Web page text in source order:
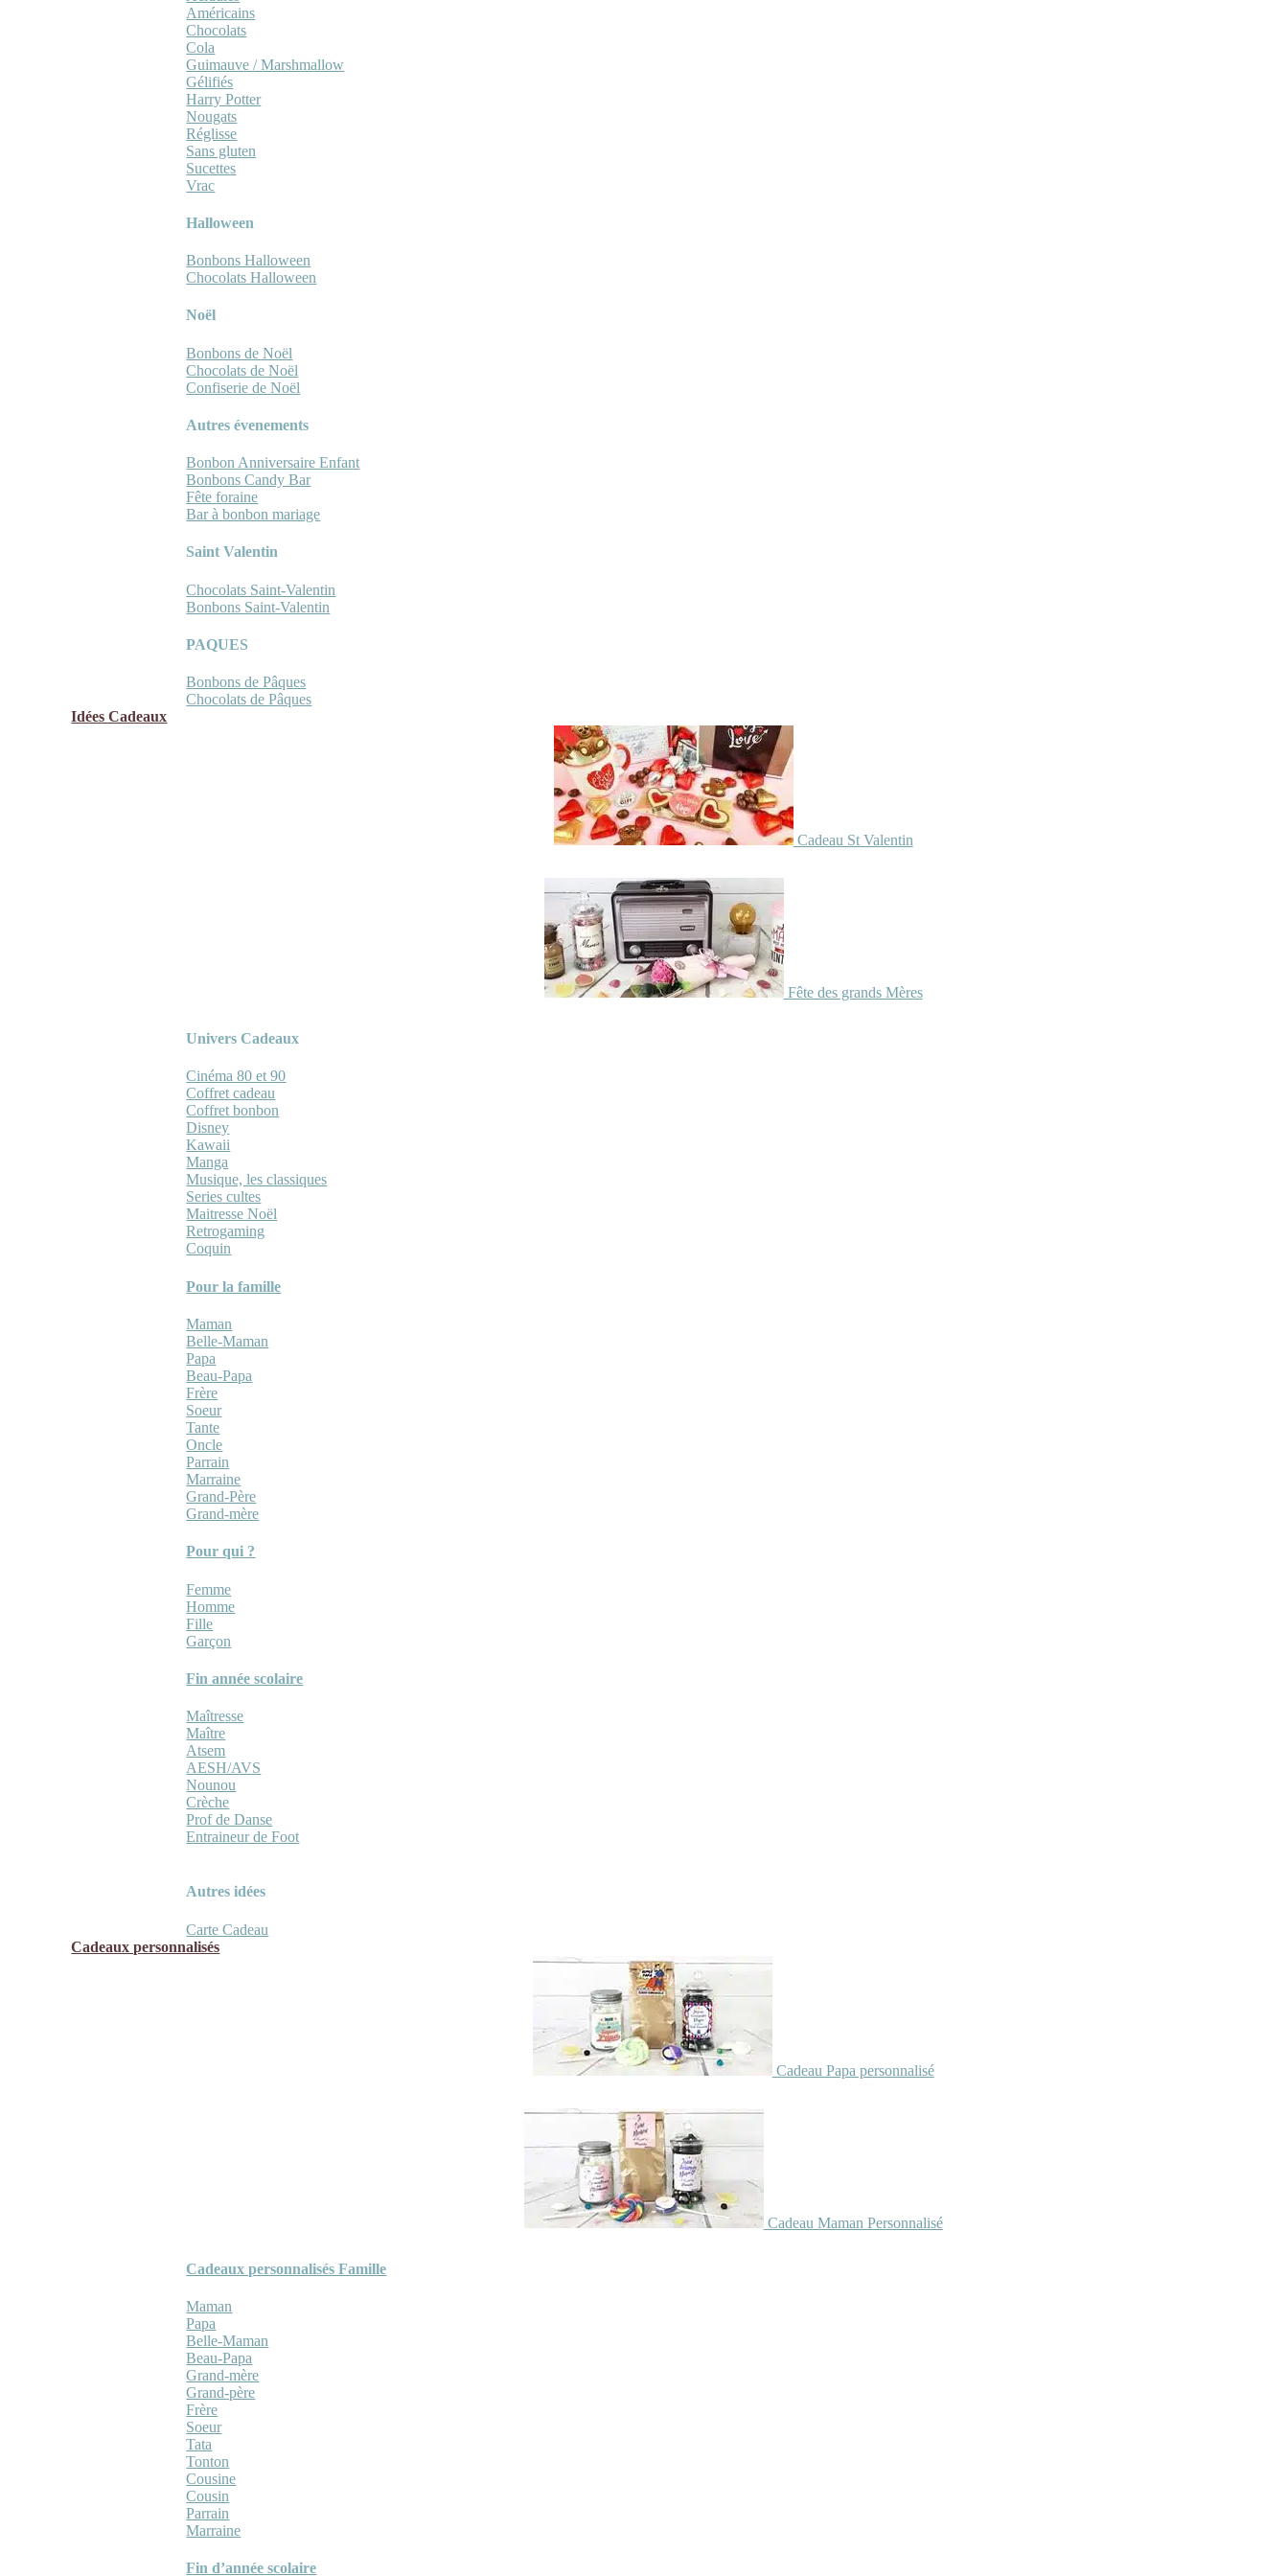
Américains
Chocolats
Cola
Guimauve / Marshmallow
Gélifiés
Harry Potter
Nougats
Réglisse
Sans gluten
Sucettes
Vrac
Halloween
Bonbons Halloween
Chocolats Halloween
Noël
Bonbons de Noël
Chocolats de Noël
Confiserie de Noël
Autres évenements
Bonbon Anniversaire Enfant
Bonbons Candy Bar
Fête foraine
Bar à bonbon mariage
Saint Valentin
Chocolats Saint-Valentin
Bonbons Saint-Valentin
PAQUES
Bonbons de Pâques
Chocolats de Pâques
Idées Cadeaux
Cadeau St Valentin
Fête des grands Mères
Univers Cadeaux
Cinéma 80 et 90
Coffret cadeau
Coffret bonbon
Disney
Kawaii
Manga
Musique, les classiques
Series cultes
Maitresse Noël
Retrogaming
Coquin
Pour la famille
Maman
Belle-Maman
Papa
Beau-Papa
Frère
Soeur
Tante
Oncle
Parrain
Marraine
Grand-Père
Grand-mère
Pour qui ?
Femme
Homme
Fille
Garçon
Fin année scolaire
Maîtresse
Maître
Atsem
AESH/AVS
Nounou
Crèche
Prof de Danse
Entraineur de Foot
Autres idées
Carte Cadeau
Cadeaux personnalisés
Cadeau Papa personnalisé
Cadeau Maman Personnalisé
Cadeaux personnalisés Famille
Maman
Papa
Belle-Maman
Beau-Papa
Grand-mère
Grand-père
Frère
Soeur
Tata
Tonton
Cousine
Cousin
Parrain
Marraine
Fin d’année scolaire